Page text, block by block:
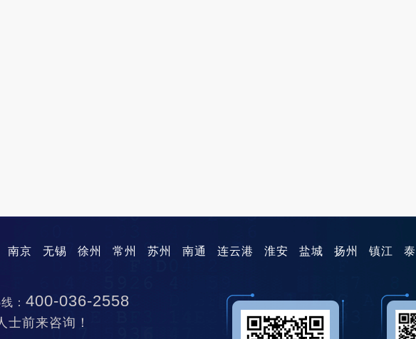
南京 无锡 徐州 常州 苏州 南通 连云港 淮安 盐城 扬州 镇江
：400-036-2558
士前来咨询！